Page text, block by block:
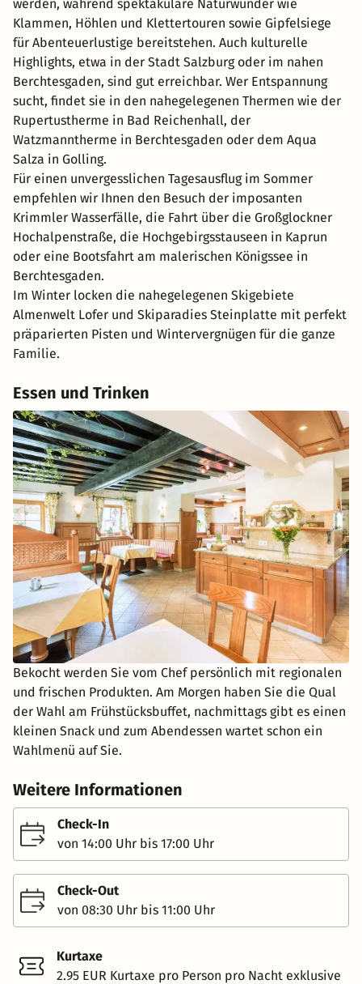
werden, während spektakuläre Naturwunder wie
Klammen, Höhlen und Klettertouren sowie Gipfelsiege
für Abenteuerlustige bereitstehen. Auch kulturelle
Highlights, etwa in der Stadt Salzburg oder im nahen
Berchtesgaden, sind gut erreichbar. Wer Entspannung
sucht, findet sie in den nahegelegenen Thermen wie der
Rupertustherme in Bad Reichenhall, der
Watzmanntherme in Berchtesgaden oder dem Aqua
Salza in Golling.
Für einen unvergesslichen Tagesausflug im Sommer
empfehlen wir Ihnen den Besuch der imposanten
Krimmler Wasserfälle, die Fahrt über die Großglockner
Hochalpenstraße, die Hochgebirgsstauseen in Kaprun
oder eine Bootsfahrt am malerischen Königssee in
Berchtesgaden.
Im Winter locken die nahegelegenen Skigebiete
Almenwelt Lofer und Skiparadies Steinplatte mit perfekt
präparierten Pisten und Wintervergnügen für die ganze
Familie.
Essen und Trinken
Bekocht werden Sie vom Chef persönlich mit regionalen
und frischen Produkten. Am Morgen haben Sie die Qual
der Wahl am Frühstücksbuffet, nachmittags gibt es einen
kleinen Snack und zum Abendessen wartet schon ein
Wahlmenü auf Sie.
Weitere Informationen
Check-In
von 14:00 Uhr bis 17:00 Uhr
Check-Out
von 08:30 Uhr bis 11:00 Uhr
Kurtaxe
2.95 EUR Kurtaxe pro Person pro Nacht exklusive